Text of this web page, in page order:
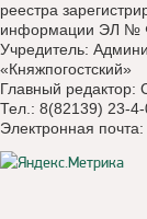
реестра
информации ЭЛ №
Учредитель:
«Княжпогостский»
Главный редактор:
Тел.: 8(82139) 23-4-
Электронная почта: